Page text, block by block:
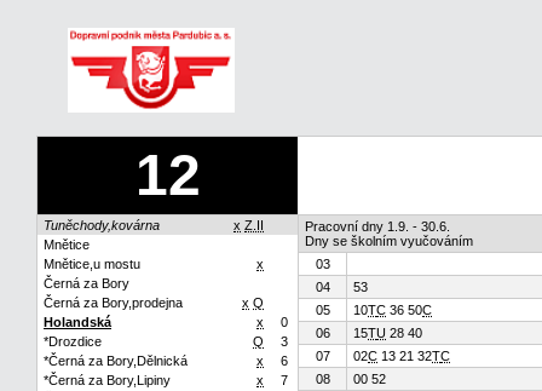
12
Tuněchody,kovárna x Z.II
Mnětice
Mnětice,u mostu
x
Černá za Bory
Černá za Bory,prodejna
x Q
Holandská
x
0
*Drozdice
Q
3
*Černá za Bory,Dělnická
x
6
*Černá za Bory,Lipiny
x
7
Pracovní dny 1.9. - 30.6.
Dny se školním vyučováním
03
04
53
05
10TC 36 50C
06
15TU 28 40
07
02C 13 21 32TC
08
00 52